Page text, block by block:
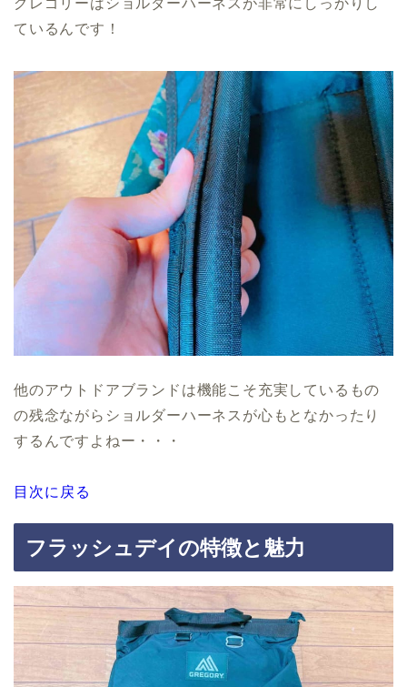
ているんです！
他のアウトドアブランドは機能こそ充実しているもの
の残念ながらショルダーハーネスが心もとなかったり
するんですよねー・・・
目次に戻る
フラッシュデイの特徴と魅力